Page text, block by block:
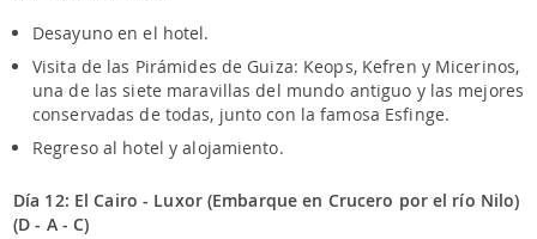
Desayuno en el hotel.
Visita de las Pirámides de Guiza: Keops, Kefren y Micerinos,
una de las siete maravillas del mundo antiguo y las mejores
conservadas de todas, junto con la famosa Esfinge.
Regreso al hotel y alojamiento.
Día 12: El Cairo - Luxor (Embarque en Crucero por el río Nilo)
(D - A - C)